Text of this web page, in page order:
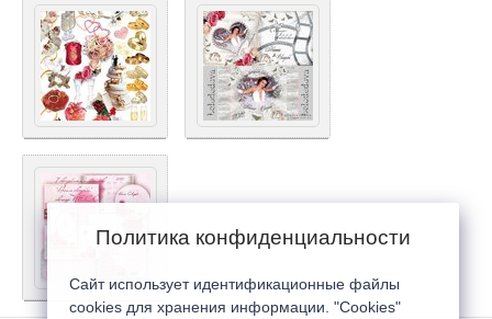
Политика конфиденциальности
Сайт использует идентификационные файлы
cookies для хранения информации. "Cookies"